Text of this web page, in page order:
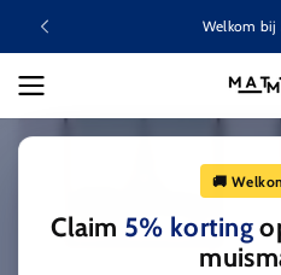
inhoud
Welkom bij
🚚
Claim 5% korting